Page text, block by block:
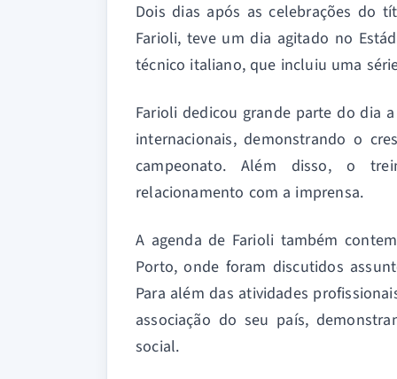
Dois dias após as celebrações do
Farioli, teve um dia agitado no
técnico italiano, que incluiu uma
Farioli dedicou grande parte do dia
internacionais, demonstrando o
campeonato. Além disso, o
relacionamento com a imprensa.
A agenda de Farioli também
Porto, onde foram discutidos
Para além das atividades
associação do seu país,
social.